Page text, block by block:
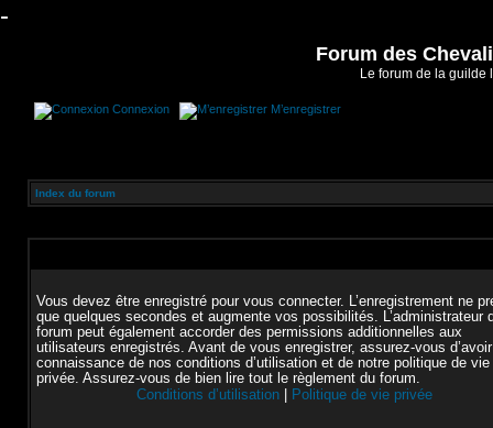
-
Forum des
Le forum de la guilde
Connexion M’enregistrer
Index du forum
Vous devez être enregistré pour vous connecter. L’enregistrement ne
que quelques secondes et augmente vos possibilités. L’administrateur
forum peut également accorder des permissions additionnelles aux
utilisateurs enregistrés. Avant de vous enregistrer, assurez-vous
connaissance de nos conditions d’utilisation et de notre politique de vie
privée. Assurez-vous de bien lire tout le règlement du forum.
Conditions d’utilisation
Politique de vie privée